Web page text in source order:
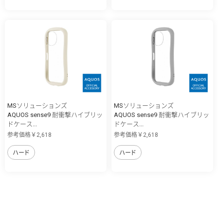
MSソリューションズ
AQUOS sense9 耐衝撃ハイブリッ
ドケース...
参考価格￥2,618
ハード
MSソリューションズ
AQUOS sense9 耐衝撃ハイブリッ
ドケース...
参考価格￥2,618
ハード